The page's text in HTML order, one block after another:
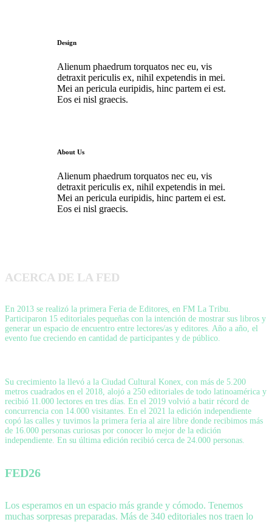
Design
Alienum phaedrum torquatos nec eu, vis
detraxit periculis ex, nihil expetendis in mei.
Mei an pericula euripidis, hinc partem ei est.
Eos ei nisl graecis.
About Us
Alienum phaedrum torquatos nec eu, vis
detraxit periculis ex, nihil expetendis in mei.
Mei an pericula euripidis, hinc partem ei est.
Eos ei nisl graecis.
ACERCA DE LA FED
En 2013 se realizó la primera Feria de Editores, en FM La Tribu.
Participaron 15 editoriales pequeñas con la intención de mostrar sus libros y
generar un espacio de encuentro entre lectores/as y editores. Año a año, el
evento fue creciendo en cantidad de participantes y de público.
Su crecimiento la llevó a la Ciudad Cultural Konex, con más de 5.200
metros cuadrados en el 2018, alojó a 250 editoriales de todo latinoamérica y
recibió 11.000 lectores en tres días. En el 2019 volvió a batir récord de
concurrencia con 14.000 visitantes. En el 2021 la edición independiente
copó las calles y tuvimos la primera feria al aire libre donde recibimos más
de 16.000 personas curiosas por conocer lo mejor de la edición
independiente. En su última edición recibió cerca de 24.000 personas.
FED26
Los esperamos en un espacio más grande y cómodo. Tenemos
muchas sorpresas preparadas. Más de 340 editoriales nos traen lo